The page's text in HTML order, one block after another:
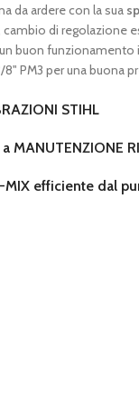
da ardere con la sua
cambio di regolazione
buon funzionamento
PM3 per una buona
STIHL
MANUTENZIONE
MIX efficiente dal